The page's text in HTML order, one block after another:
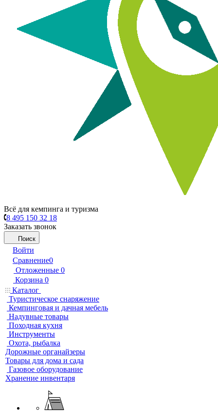
Всё для кемпинга и туризма
8 495 150 32 18
Заказать звонок
Поиск
Войти
Сравнение0
Отложенные 0
Корзина 0
Каталог
Туристическое снаряжение
Кемпинговая и дачная мебель
Надувные товары
Походная кухня
Инструменты
Охота, рыбалка
Дорожные органайзеры
Товары для дома и сада
Газовое оборудование
Хранение инвентаря